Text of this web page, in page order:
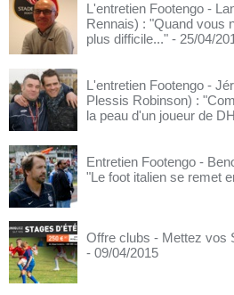
L'entretien Footengo -
Rennais) : "Quand vous
plus difficile..." - 25/04/
L'entretien Footengo -
Plessis Robinson) :
la peau d'un joueur de
Entretien Footengo -
"Le foot italien se remet
Offre clubs - Mettez vos
- 09/04/2015